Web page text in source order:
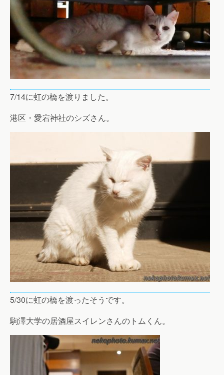
7/14に虹の橋を渡りました。
港区・愛宕神社のシズさん。
5/30に虹の橋を渡ったそうです。
駒澤大学の居酒屋スイレンさんのトムくん。